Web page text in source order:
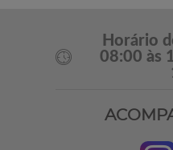
Horário
08:00 às